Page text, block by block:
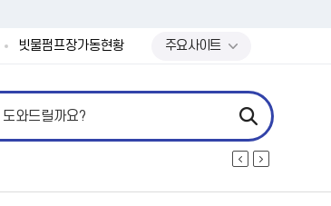
빗물펌프장가동현황 주요사이트